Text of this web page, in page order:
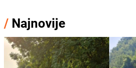
/ Najnovije